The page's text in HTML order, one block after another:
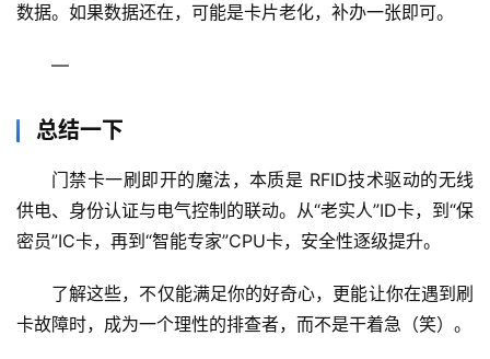
数据。如果数据还在，可能是卡片老化，补办一张即可。
—
总结一下
门禁卡一刷即开的魔法，本质是 RFID技术驱动的无线
供电、身份认证与电气控制的联动。从“老实人”ID卡，到“保
密员”IC卡，再到“智能专家”CPU卡，安全性逐级提升。
了解这些，不仅能满足你的好奇心，更能让你在遇到刷
卡故障时，成为一个理性的排查者，而不是干着急（笑）。